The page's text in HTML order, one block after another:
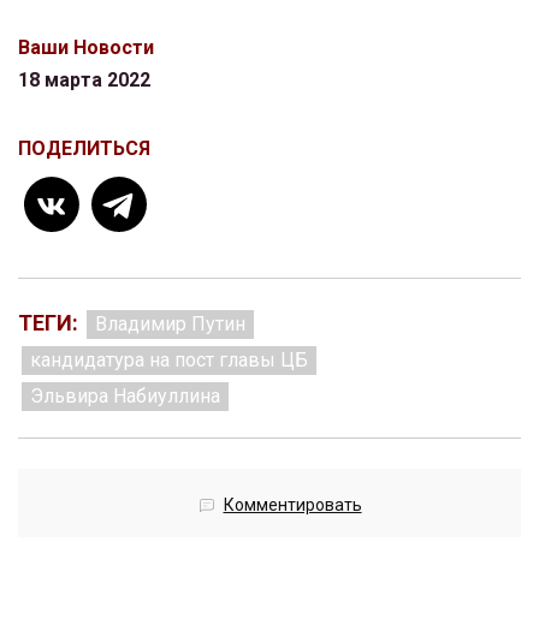
Ваши Новости
18 марта 2022
ПОДЕЛИТЬСЯ
ТЕГИ:
Владимир Путин
кандидатура на пост главы ЦБ
Эльвира Набиуллина
Комментировать